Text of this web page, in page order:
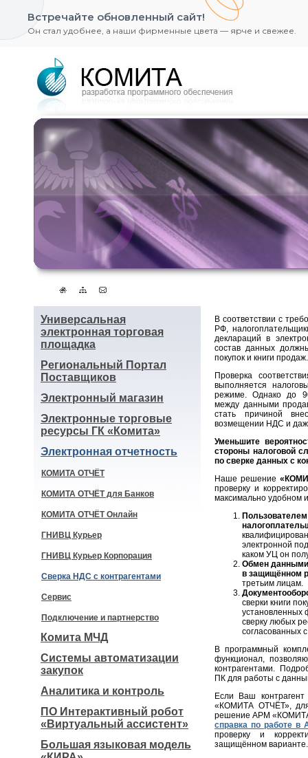
Встречайте обновленный сайт!
Он стал удобнее, а наши фирменные цвета — ярче и свежее.
Универсальная
электронная торговая
площадка
Региональный Портал
Поставщиков
Электронный магазин
Электронные торговые
ресурсы ГК «Комита»
Электронная отчетность
КОМИТА ОТЧЁТ
КОМИТА ОТЧЁТ для Банков
КОМИТА ОТЧЁТ Онлайн
ГНИВЦ Курьер
ГНИВЦ Курьер Корпорация
Сверка НДС с контрагентами
Сервис
Подключение и партнерство
Комита МЧД
Системы автоматизации
закупок
Аналитика и контроль
ПО Интерактивный робот
«Виртуальный ассистент»
Большая языковая модель
В соответствии с
РФ,
деклараций в
состав данных
покупок и книги продаж.
Проверка
выполняется
режиме. Однако до
между данными
стать причиной
возмещении НДС и
Уменьшите
стороны налоговой
по сверке данных с
Наше решение
проверку и
максимально удобном
электронной
каком УЦ он
Обмен данными
в защищённом
третьим лицам.
сверки книги
сверку любых
согласованных
В программный
функционал,
контрагентами.
ПК для работы с
Если Ваш
«КОМИТА ОТЧЁТ», для
решение АРМ
справка по работе в
проверку и
защищённом варианте.